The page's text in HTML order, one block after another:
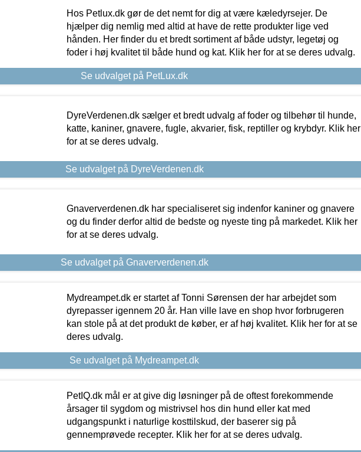
Hos Petlux.dk gør de det nemt for dig at være kæledyrsejer. De
hjælper dig nemlig med altid at have de rette produkter lige ved
hånden. Her finder du et bredt sortiment af både udstyr, legetøj og
foder i høj kvalitet til både hund og kat. Klik her for at se deres udvalg.
Se udvalget på PetLux.dk
DyreVerdenen.dk sælger et bredt udvalg af foder og tilbehør til hunde,
katte, kaniner, gnavere, fugle, akvarier, fisk, reptiller og krybdyr. Klik her
for at se deres udvalg.
Se udvalget på DyreVerdenen.dk
Gnaververdenen.dk har specialiseret sig indenfor kaniner og gnavere
og du finder derfor altid de bedste og nyeste ting på markedet. Klik her
for at se deres udvalg.
Se udvalget på Gnaververdenen.dk
Mydreampet.dk er startet af Tonni Sørensen der har arbejdet som
dyrepasser igennem 20 år. Han ville lave en shop hvor forbrugeren
kan stole på at det produkt de køber, er af høj kvalitet. Klik her for at se
deres udvalg.
Se udvalget på Mydreampet.dk
PetIQ.dk mål er at give dig løsninger på de oftest forekommende
årsager til sygdom og mistrivsel hos din hund eller kat med
udgangspunkt i naturlige kosttilskud, der baserer sig på
gennemprøvede recepter. Klik her for at se deres udvalg.